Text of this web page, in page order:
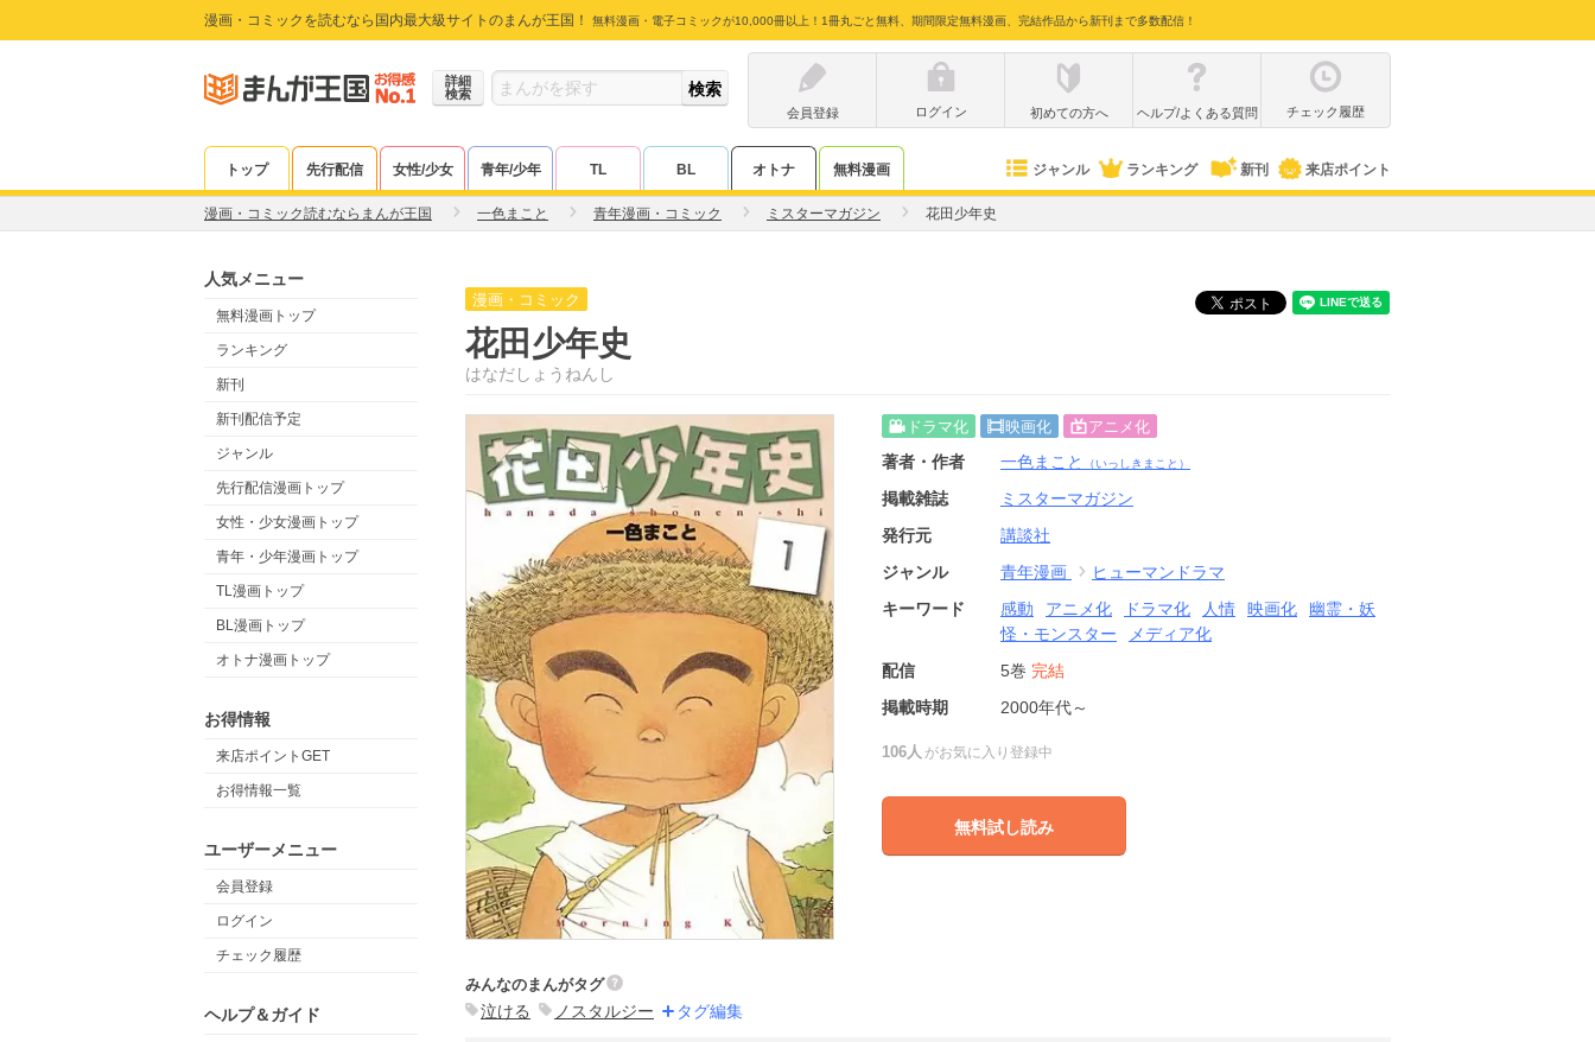
漫画・コミックを読むなら国内最大級サイトのまんが王国！ 無料漫画・電子コミックが10,000冊以上！1冊丸ごと無料、期間限定無料漫画、完結作品から新刊まで多数配信！
詳細
検索
会員登録
ログイン 初めての方へ ヘルプ/よくある質問 チェック履歴
トップ 先行配信 女性/少女 青年/少年 TL BL オトナ 無料漫画 ジャンル ランキング 新刊 来店ポイント
漫画・コミック読むならまんが王国 一色まこと 青年漫画・コミック ミスターマガジン 花田少年史
人気メニュー
無料漫画トップ
ランキング
新刊
新刊配信予定
ジャンル
先行配信漫画トップ
女性・少女漫画トップ
青年・少年漫画トップ
TL漫画トップ
BL漫画トップ
オトナ漫画トップ
お得情報
来店ポイントGET
お得情報一覧
ユーザーメニュー
会員登録
ログイン
チェック履歴
ヘルプ＆ガイド
漫画・コミック
花田少年史
はなだしょうねんし
ドラマ化 映画化 アニメ化
著者・作者 一色まこと （いっしきまこと）
掲載雑誌
ミスターマガジン
発行元
講談社
ジャンル
青年漫画
ヒューマンドラマ
キーワード
感動 アニメ化 ドラマ化 人情 映画化
幽霊・妖
怪・モンスター
メディア化
配信
5巻 完結
掲載時期
2000年代～
106人 がお気に入り登録中
無料試し読み
みんなのまんがタグ
泣ける ノスタルジー タグ編集